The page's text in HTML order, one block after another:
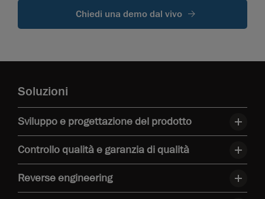
Chiedi una demo dal vivo
Soluzioni
Sviluppo e progettazione del prodotto
Controllo qualità e garanzia di qualità
Reverse engineering